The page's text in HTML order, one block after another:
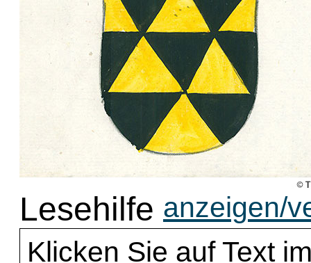
Lesehilfe anzeigen/
Klicken Sie auf Text